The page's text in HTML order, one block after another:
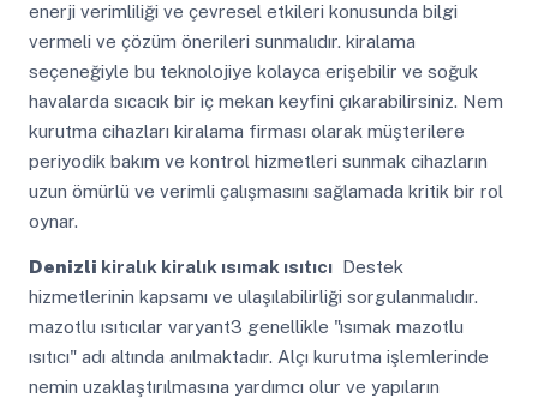
enerji verimliliği ve çevresel etkileri konusunda bilgi
vermeli ve çözüm önerileri sunmalıdır. kiralama
seçeneğiyle bu teknolojiye kolayca erişebilir ve soğuk
havalarda sıcacık bir iç mekan keyfini çıkarabilirsiniz. Nem
kurutma cihazları kiralama firması olarak müşterilere
periyodik bakım ve kontrol hizmetleri sunmak cihazların
uzun ömürlü ve verimli çalışmasını sağlamada kritik bir rol
oynar.
Denizli kiralık kiralık ısımak ısıtıcıDestek
hizmetlerinin kapsamı ve ulaşılabilirliği sorgulanmalıdır.
mazotlu ısıtıcılar varyant3 genellikle "ısımak mazotlu
ısıtıcı" adı altında anılmaktadır. Alçı kurutma işlemlerinde
nemin uzaklaştırılmasına yardımcı olur ve yapıların